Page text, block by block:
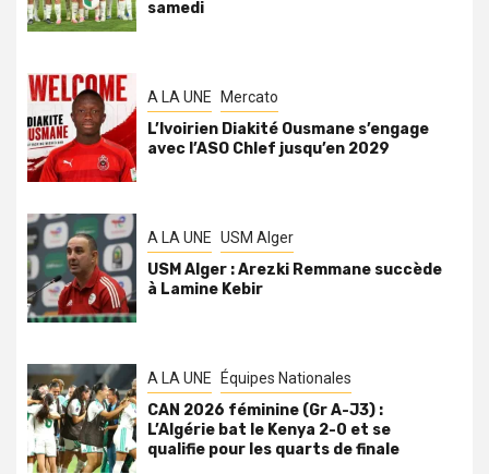
samedi
A LA UNE Mercato
L’Ivoirien Diakité Ousmane s’engage
avec l’ASO Chlef jusqu’en 2029
A LA UNE USM Alger
USM Alger : Arezki Remmane succède
à Lamine Kebir
A LA UNE Équipes Nationales
CAN 2026 féminine (Gr A-J3) :
L’Algérie bat le Kenya 2-0 et se
qualifie pour les quarts de finale